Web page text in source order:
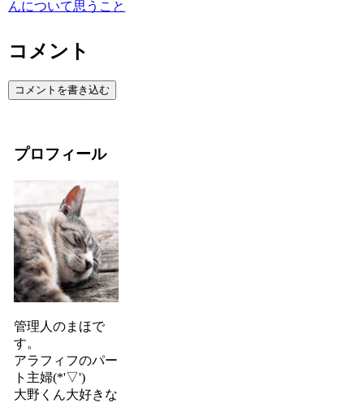
んについて思うこと
コメント
コメントを書き込む
プロフィール
管理人のまほで
す。
アラフィフのパー
ト主婦(*'▽')
大野くん大好きな